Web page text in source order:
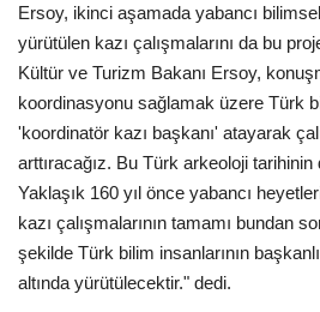
Ersoy, ikinci aşamada yabancı
yürütülen kazı çalışmalarını da bu
Kültür ve Turizm Bakanı Ersoy,
koordinasyonu sağlamak üzere Türk
'koordinatör kazı başkanı' atayarak
arttıracağız. Bu Türk arkeoloji tarihinin
Yaklaşık 160 yıl önce yabancı
kazı çalışmalarının tamamı bundan
şekilde Türk bilim insanlarının
altında yürütülecektir." dedi.